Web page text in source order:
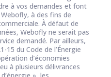
à vos demandes et font
à des fins de
À défaut de
Webofly ne serait pas
demandé. Par ailleurs,
15 du Code de l’Énergie
d’économies
à plusieurs délivrances